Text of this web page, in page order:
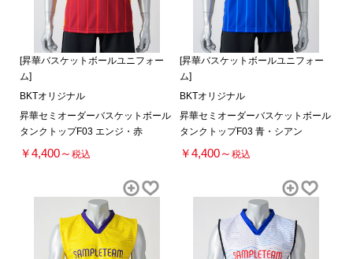
[昇華バスケットボールユニフォー
ム]
BKTオリジナル
昇華セミオーダーバスケットボール
タンクトップF03 エンジ・赤
￥4,400～税込
[昇華バスケットボールユニフォー
ム]
BKTオリジナル
昇華セミオーダーバスケットボール
タンクトップF03 青・シアン
￥4,400～ 税込